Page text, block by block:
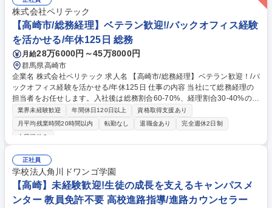
★未経験歓迎★【和菓子の製造職】革新を続ける老舗和菓子メーカー/夜勤
なし◎
株式会社ペリテック
【高崎市/総務経理】ベテラン歓迎!/バックオフィス経験
を活かせる/年休125日 総務
月給28万6000円～45万8000円
群馬県高崎市
企業名 株式会社ペリテック 求人名 【高崎市/総務経理】ベテラン歓迎！/バ
ックオフィス経験を活かせる/年休125日 仕事の内容 当社にて総務経理の
担当者をお任せします。入社後は総務割合60-70%、経理割合30-40%の業
務割合を想定しております。 業務内容の変更範囲：当社業務全般 【以下
想定される業務です】 ＜総務業務＞ ・社内備品管理、備品発注業務、社
内修繕対応 ・36協定に関する手続き ・有休の管理 ・求人に関する手続
電話対応 ・その他庶務業務 ＜経理業務＞ ・入出金管理、売掛金・買掛金
管理、現預金管理 ・仕訳計上、精算処理、振込手配、納税処理 ・海外送
金 ・固定資産管理 ・年末調整についての取りまとめ ・会計事務所、監査
法人とのやり取り 募集職種 【高崎市/総務経理】ベテラン歓迎！/バックオ
フィス経験を活かせる/年休125日
業界未経験歓迎 年間休日120日以上
資格取得支援あり
月平均残業時間20時間以内
転勤なし 退職金あり
完全週休2日制
土日祝休み
正社員
学校法人角川ドワンゴ学園
【高崎】未経験歓迎!生徒の成長を支えるキャンパスメ
ンター 教員免許不要 高校進路指導/進路カウンセラー